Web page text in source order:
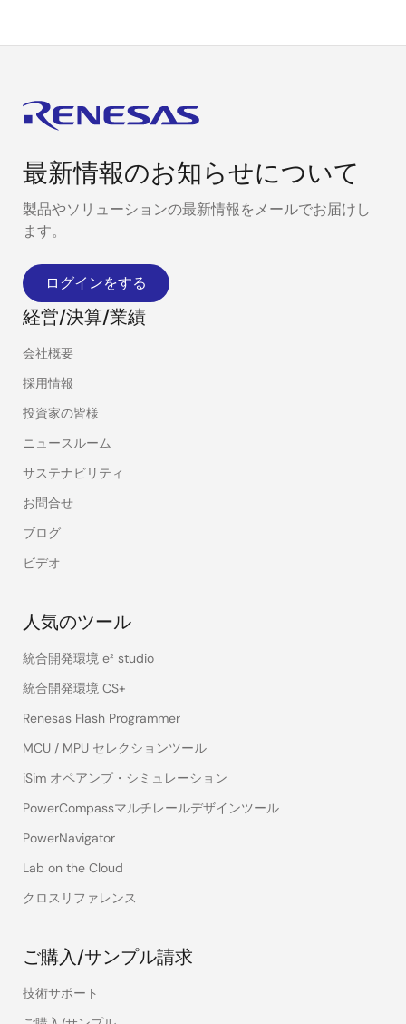
最新情報のお知らせについて
製品やソリューションの最新情報をメールでお届けし
ます。
ログインをする
経営/決算/業績
会社概要
採用情報
投資家の皆様
ニュースルーム
サステナビリティ
お問合せ
ブログ
ビデオ
人気のツール
統合開発環境 e² studio
統合開発環境 CS+
Renesas Flash Programmer
MCU / MPU セレクションツール
iSim オペアンプ・シミュレーション
PowerCompassマルチレールデザインツール
PowerNavigator
Lab on the Cloud
クロスリファレンス
ご購入/サンプル請求
技術サポート